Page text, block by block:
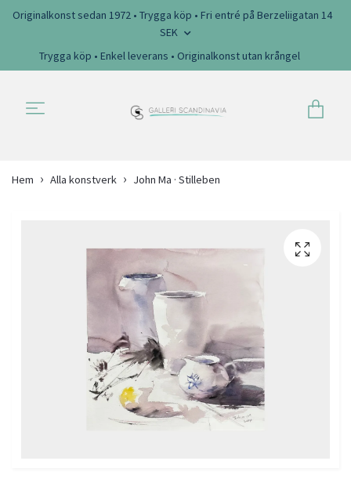
Originalkonst sedan 1972 • Trygga köp • Fri entré på Berzeliigatan 14
SEK
Trygga köp • Enkel leverans • Originalkonst utan krångel
Hem Alla konstverk John Ma · Stilleben